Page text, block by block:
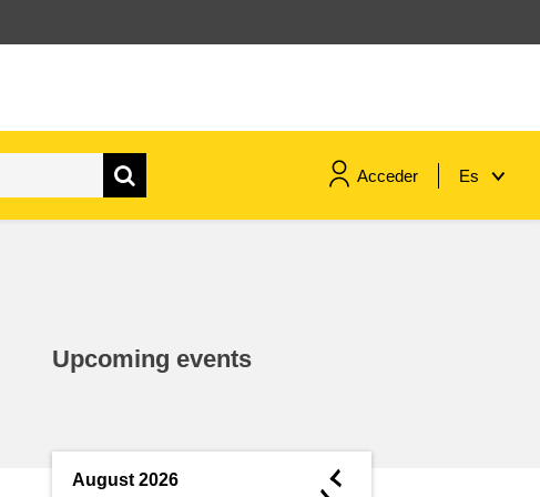
Acceder Es
el sector público
Upcoming events
August 2026 ◄